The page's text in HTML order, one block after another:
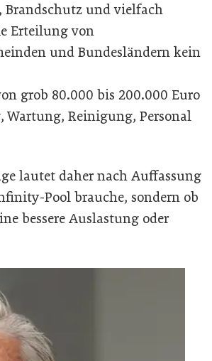
Brandschutz und vielfach
Erteilung von
und Bundesländern kein
grob 80.000 bis 200.000 Euro
Wartung, Reinigung, Personal
lautet daher nach Auffassung
Pool brauche, sondern ob
bessere Auslastung oder